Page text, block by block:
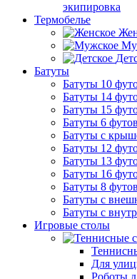
экипировка
Термобелье
Батуты
Батуты 10
Батуты 14
Батуты 15
Батуты 6
Батуты с
Батуты 12
Батуты 13
Батуты 16
Батуты 8
Батуты с
Батуты с
Игровые столы
Для
Роботы